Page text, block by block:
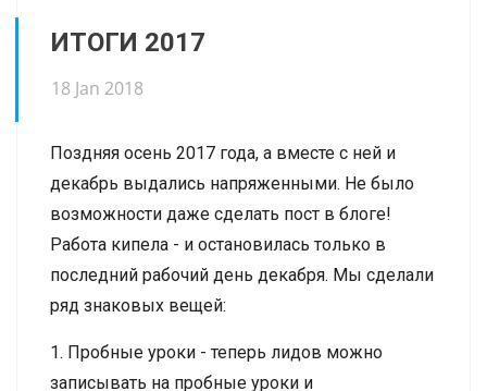
продвижения образовательных центров,
Виктория Селина, руководитель центра
Подробности насайте конференции.
ИТОГИ 2017
18 Jan 2018
Поздняя осень 2017 года, а вместе с ней и
декабрь выдались напряженными. Не было
возможности даже сделать пост в блоге!
Работа кипела - и остановилась только в
последний рабочий день декабря. Мы сделали
ряд знаковых вещей:
1. Пробные уроки - теперь лидов можно
записывать на пробные уроки и